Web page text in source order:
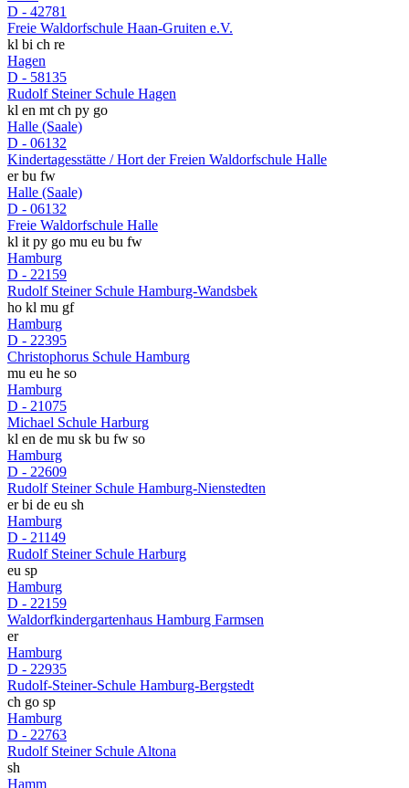
D - 42781
Freie Waldorfschule Haan-Gruiten e.V.
kl bi ch re
Hagen
D - 58135
Rudolf Steiner Schule Hagen
kl en mt ch py go
Halle (Saale)
D - 06132
Kindertagesstätte / Hort der Freien Waldorfschule Halle
er bu fw
Halle (Saale)
D - 06132
Freie Waldorfschule Halle
kl it py go mu eu bu fw
Hamburg
D - 22159
Rudolf Steiner Schule Hamburg-Wandsbek
ho kl mu gf
Hamburg
D - 22395
Christophorus Schule Hamburg
mu eu he so
Hamburg
D - 21075
Michael Schule Harburg
kl en de mu sk bu fw so
Hamburg
D - 22609
Rudolf Steiner Schule Hamburg-Nienstedten
er bi de eu sh
Hamburg
D - 21149
Rudolf Steiner Schule Harburg
eu sp
Hamburg
D - 22159
Waldorfkindergartenhaus Hamburg Farmsen
er
Hamburg
D - 22935
Rudolf-Steiner-Schule Hamburg-Bergstedt
ch go sp
Hamburg
D - 22763
Rudolf Steiner Schule Altona
sh
Hamm